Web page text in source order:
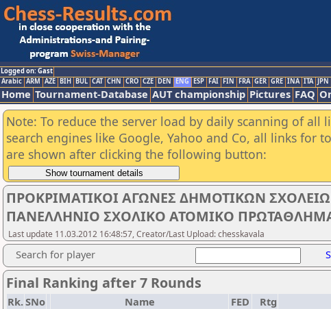
Logged on: Gast
Arabic ARM AZE BIH BUL CAT CHN CRO CZE DEN ENG ESP FAI FIN FRA GER GRE INA ITA JPN
Home Tournament-Database AUT championship Pictures FAQ
Note: To reduce the server load by daily scanning of all
search engines like Google, Yahoo and Co, all links for
are shown after clicking the following button:
ΠΡΟΚΡΙΜΑΤΙΚΟΙ ΑΓΩΝΕΣ ΔΗΜΟΤΙΚΩΝ
ΠΑΝΕΛΛΗΝΙΟ ΣΧΟΛΙΚΟ ΑΤΟΜΙΚΟ
Last update 11.03.2012 16:48:57, Creator/Last Upload: chesskavala
Search for player
Final Ranking after 7 Rounds
Rk.SNo Name FED Rtg